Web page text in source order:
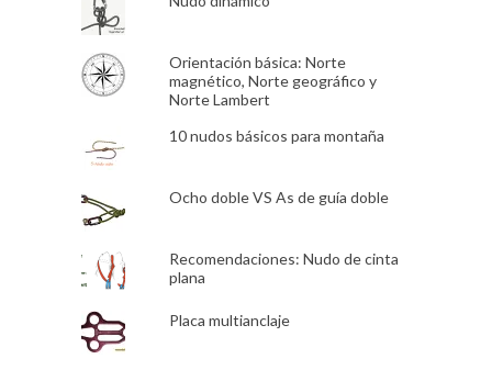
Orientación básica: Norte
magnético, Norte geográfico y
Norte Lambert
10 nudos básicos para montaña
Ocho doble VS As de guía doble
Recomendaciones: Nudo de cinta
plana
Placa multianclaje